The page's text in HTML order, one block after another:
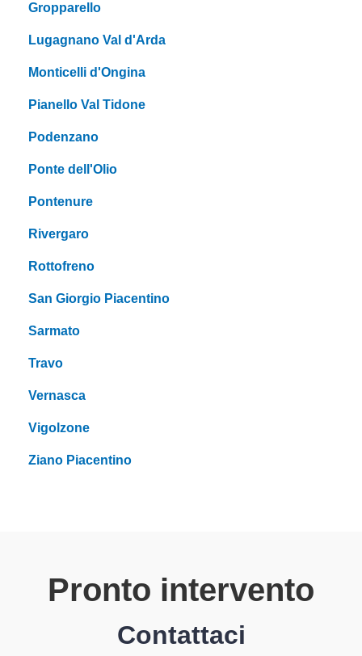
Gropparello
Lugagnano Val d'Arda
Monticelli d'Ongina
Pianello Val Tidone
Podenzano
Ponte dell'Olio
Pontenure
Rivergaro
Rottofreno
San Giorgio Piacentino
Sarmato
Travo
Vernasca
Vigolzone
Ziano Piacentino
Pronto intervento
Contattaci